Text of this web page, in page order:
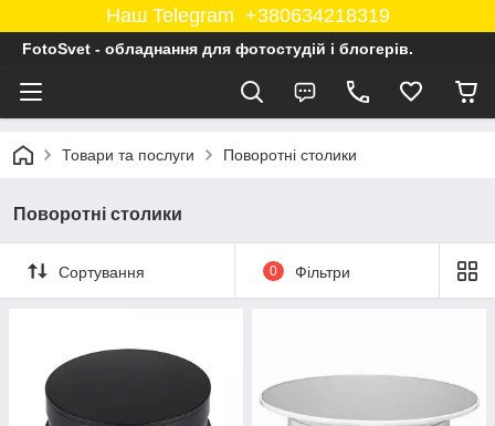
Наш Telegram +380634218319
FotoSvet - обладнання для фотостудій і блогерів.
Товари та послуги Поворотні столики
Поворотні столики
Сортування 0 Фільтри